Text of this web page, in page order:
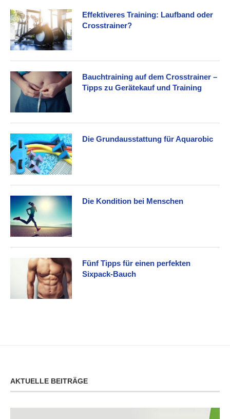
Effektiveres Training: Laufband oder
Crosstrainer?
Bauchtraining auf dem Crosstrainer –
Tipps zu Gerätekauf und Training
Die Grundausstattung für Aquarobic
Die Kondition bei Menschen
Fünf Tipps für einen perfekten
Sixpack-Bauch
AKTUELLE BEITRÄGE